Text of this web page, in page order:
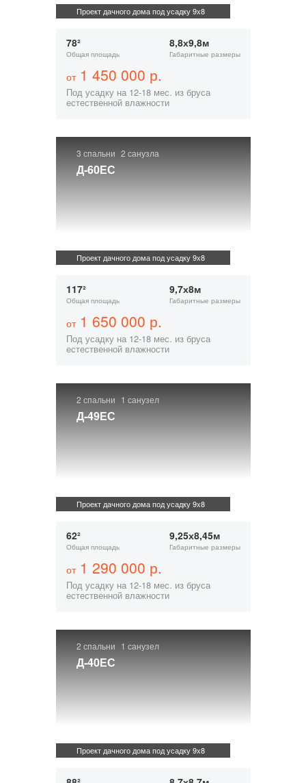
Проект дачного дома под усадку 9x8
78²
Общая площадь
8,8х9,8м
Габаритные размеры
от1 450 000 р.
Под усадку на 12-18 мес. из бруса
естественной влажности
3 спальни 2 санузла
Д-60ЕС
Проект дачного дома под усадку 9x8
117²
Общая площадь
9,7х8м
Габаритные размеры
от1 650 000 р.
Под усадку на 12-18 мес. из бруса
естественной влажности
2 спальни 1 санузел
Д-49ЕС
Проект дачного дома под усадку 9x8
62²
Общая площадь
9,25х8,45м
Габаритные размеры
от1 290 000 р.
Под усадку на 12-18 мес. из бруса
естественной влажности
2 спальни 1 санузел
Д-40ЕС
Проект дачного дома под усадку 9x8